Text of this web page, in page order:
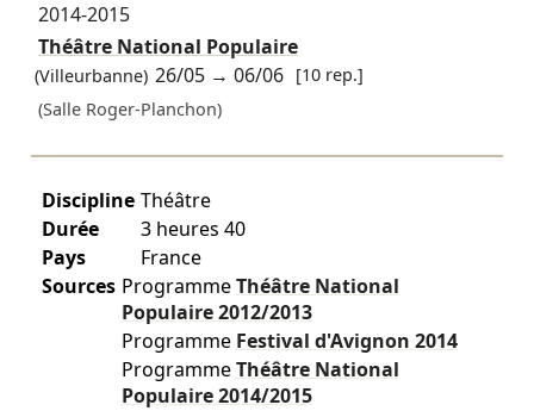
2014-2015
Théâtre National Populaire
(Villeurbanne) 26/05 →06/06 [10 rep.]
(Salle Roger-Planchon)
Discipline Théâtre
Durée
3 heures 40
Pays
France
Sources ProgrammeThéâtre National
Populaire2012/2013
Programme Festival d'Avignon 2014
ProgrammeThéâtre National
Populaire2014/2015